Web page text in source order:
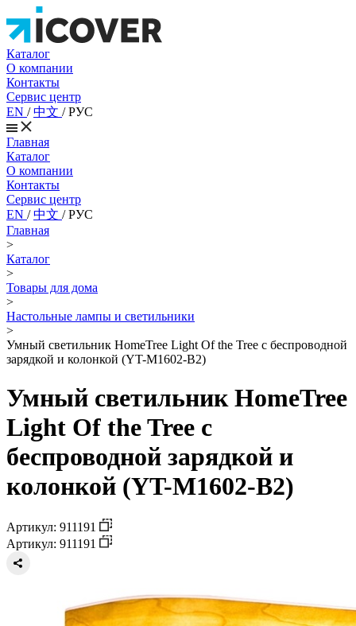
Каталог
О компании
Контакты
Сервис центр
EN /中文 /РУС
Главная
Каталог
О компании
Контакты
Сервис центр
EN /中文 /РУС
Главная
>
Каталог
>
Товары для дома
>
Настольные лампы и светильники
>
Умный светильник HomeTree Light Of the Tree с беспроводной
зарядкой и колонкой (YT-M1602-B2)
Умный светильник HomeTree
Light Of the Tree с
беспроводной зарядкой и
колонкой (YT-M1602-B2)
Артикул: 911191
Артикул: 911191